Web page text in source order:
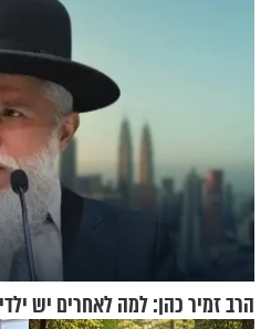
הרב זמיר כהן: למה לאחרים יש